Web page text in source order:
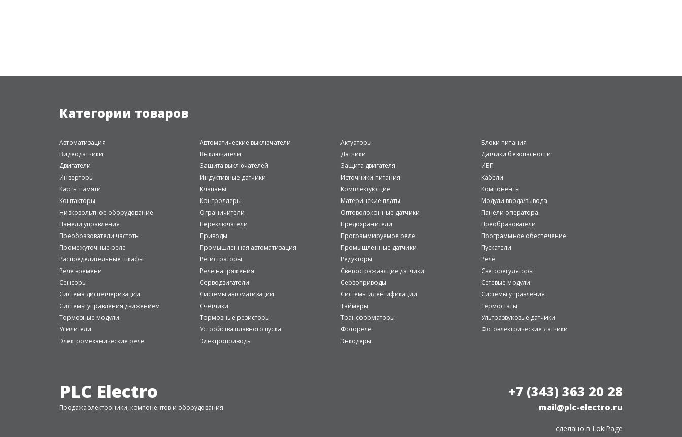
Категории товаров
Автоматизация Автоматические выключатели Актуаторы
Блоки питания
Видеодатчики
Выключатели Датчики
Датчики безопасности
Двигатели
Защита выключателей Защита двигателя
ИБП
Инверторы
Индуктивные датчики Источники питания
Кабели
Карты памяти
Клапаны Комплектующие
Компоненты
Контакторы
Контроллеры Материнские платы
Модули ввода/вывода
Низковольтное оборудование
Ограничители Оптоволоконные датчики
Панели оператора
Панели управления
Переключатели Предохранители
Преобразователи
Преобразователи частоты
Приводы Программируемое реле
Программное обеспечение
Промежуточные реле
Промышленная автоматизация Промышленные датчики
Пускатели
Распределительные шкафы
Регистраторы Редукторы
Реле
Реле времени
Реле напряжения Светоотражающие датчики
Светорегуляторы
Сенсоры
Серводвигатели Сервоприводы
Сетевые модули
Система диспетчеризации
Системы автоматизации Системы идентификации
Системы управления
Системы управления движением
Счетчики Таймеры
Термостаты
Тормозные модули
Тормозные резисторы Трансформаторы
Ультразвуковые датчики
Усилители
Устройства плавного пуска Фотореле
Фотоэлектрические датчики
Электромеханические реле
Электроприводы Энкодеры
PLC Electro
Продажа электроники, компонентов и оборудования
+7 (343) 363 20 28
mail@plc-electro.ru
сделано в LokiPage